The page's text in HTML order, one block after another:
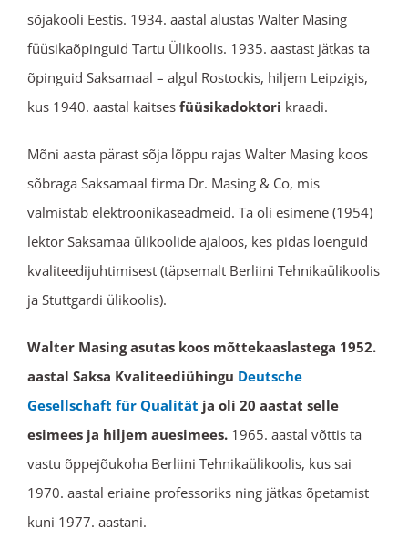
sõjakooli Eestis. 1934. aastal alustas Walter Masing
füüsikaõpinguid Tartu Ülikoolis. 1935. aastast jätkas ta
õpinguid Saksamaal – algul Rostockis, hiljem Leipzigis,
kus 1940. aastal kaitses füüsikadoktori kraadi.
Mõni aasta pärast sõja lõppu rajas Walter Masing koos
sõbraga Saksamaal firma Dr. Masing & Co, mis
valmistab elektroonikaseadmeid. Ta oli esimene (1954)
lektor Saksamaa ülikoolide ajaloos, kes pidas loenguid
kvaliteedijuhtimisest (täpsemalt Berliini Tehnikaülikoolis
ja Stuttgardi ülikoolis).
Walter Masing asutas koos mõttekaaslastega 1952.
aastal Saksa Kvaliteediühingu Deutsche
Gesellschaft für Qualität ja oli 20 aastat selle
esimees ja hiljem auesimees. 1965. aastal võttis ta
vastu õppejõukoha Berliini Tehnikaülikoolis, kus sai
1970. aastal eriaine professoriks ning jätkas õpetamist
kuni 1977. aastani.